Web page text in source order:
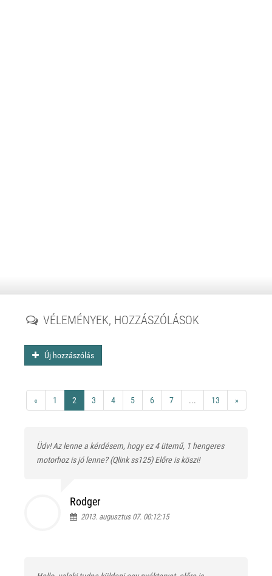
VÉLEMÉNYEK, HOZZÁSZÓLÁSOK
Új hozzászólás
« 1 2 3 4 5 6 7 ... 13 »
Üdv! Az lenne a kérdésem, hogy ez 4 ütemű, 1 hengeres
motorhoz is jó lenne? (Qlink ss125) Előre is köszi!
Rodger
2013. augusztus 07. 00:12:15